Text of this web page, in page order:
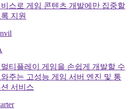
스로 게임 콘텐츠 개발에만 집중할
지원
티플레이 게임을 손쉽게 개발할 수
주는 고성능 게임 서버 엔진 및 통
서비스